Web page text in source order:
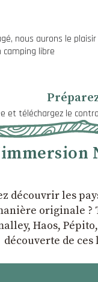
nous aurons le
libre
et téléchargez le
découvrir les
originale
Haos,
découverte de